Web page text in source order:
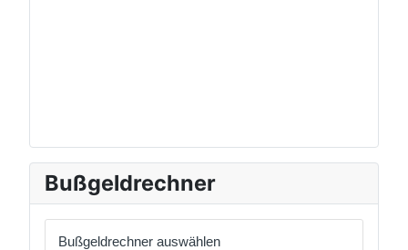
Bußgeldrechner